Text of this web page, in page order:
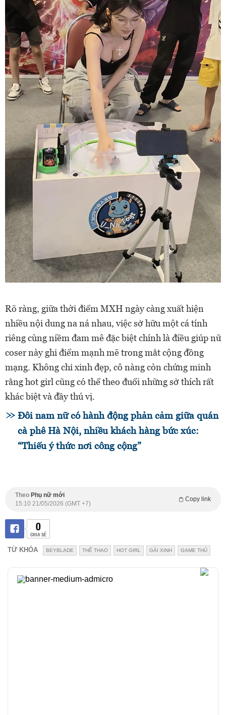
Rõ ràng, giữa thời điểm MXH ngày càng xuất hiện
nhiều nội dung na ná nhau, việc sở hữu một cá tính
riêng cùng niềm đam mê đặc biệt chính là điều giúp nữ
coser này ghi điểm mạnh mẽ trong mắt cộng đồng
mạng. Không chỉ xinh đẹp, cô nàng còn chứng minh
rằng hot girl cũng có thể theo đuổi những sở thích rất
khác biệt và đầy thú vị.
Đôi nam nữ có hành động phản cảm giữa quán
cà phê Hà Nội, nhiều khách hàng bức xúc:
“Thiếu ý thức nơi công cộng”
Theo Phụ nữ mới
Copy link
15:10 21/05/2026 (GMT +7)
0
CHIA SẺ
TỪ KHÓA BEYBLADE THỂ THAO HOT GIRL GÁI XINH GAME THỦ